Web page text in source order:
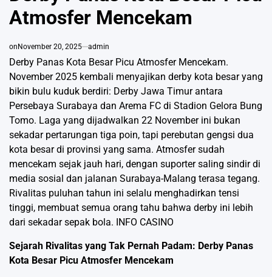
Atmosfer Mencekam
onNovember 20, 2025 admin
Derby Panas Kota Besar Picu Atmosfer Mencekam.
November 2025 kembali menyajikan derby kota besar yang
bikin bulu kuduk berdiri: Derby Jawa Timur antara
Persebaya Surabaya dan Arema FC di Stadion Gelora Bung
Tomo. Laga yang dijadwalkan 22 November ini bukan
sekadar pertarungan tiga poin, tapi perebutan gengsi dua
kota besar di provinsi yang sama. Atmosfer sudah
mencekam sejak jauh hari, dengan suporter saling sindir di
media sosial dan jalanan Surabaya-Malang terasa tegang.
Rivalitas puluhan tahun ini selalu menghadirkan tensi
tinggi, membuat semua orang tahu bahwa derby ini lebih
dari sekadar sepak bola. INFO CASINO
Sejarah Rivalitas yang Tak Pernah Padam: Derby Panas
Kota Besar Picu Atmosfer Mencekam